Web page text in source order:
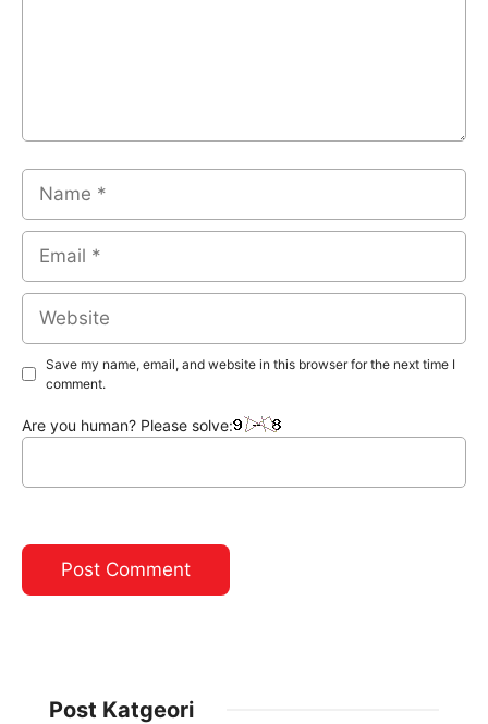
Name
Email
Website
Save my name, email, and website in this browser for the next time I
comment.
Are you human? Please solve:
Post Katgeori